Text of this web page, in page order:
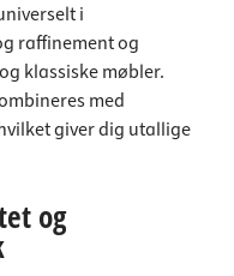
i
raffinement og
klassiske møbler.
med
giver dig utallige
og